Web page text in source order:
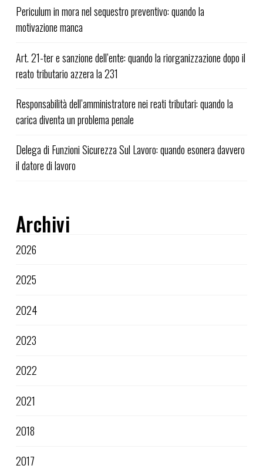
Periculum in mora nel sequestro preventivo: quando la
motivazione manca
Art. 21-ter e sanzione dell’ente: quando la riorganizzazione dopo il
reato tributario azzera la 231
Responsabilità dell’amministratore nei reati tributari: quando la
carica diventa un problema penale
Delega di Funzioni Sicurezza Sul Lavoro: quando esonera davvero
il datore di lavoro
Archivi
2026
2025
2024
2023
2022
2021
2018
2017